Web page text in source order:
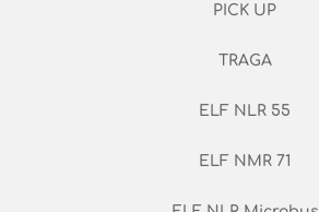
PICK UP
TRAGA
ELF NLR 55
ELF NMR 71